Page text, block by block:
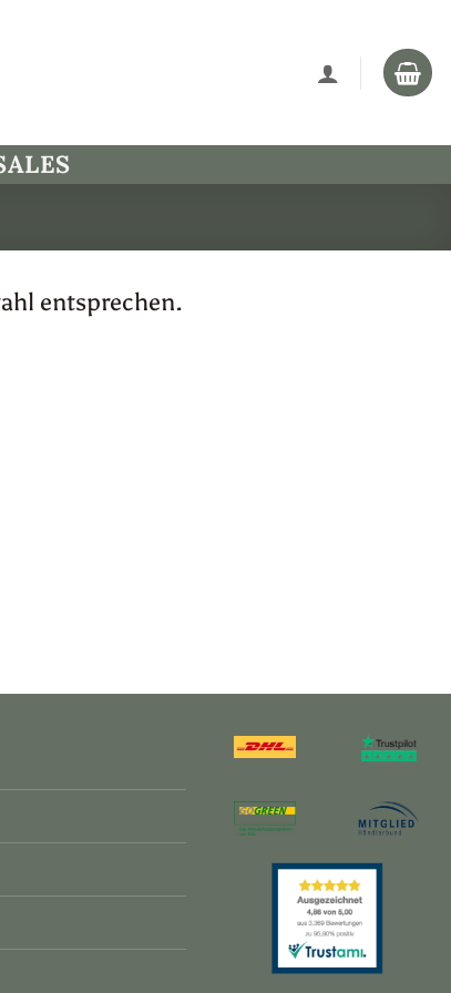
entsprechen.